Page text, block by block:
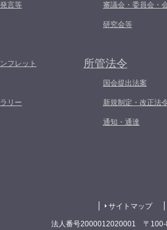
言等
フレット
リー
審議会・委員会・
研究会等
所管法令
国会提出法案
新規制定・改正法
通知・通達
サイトマップ
法人番号2000012020001 〒